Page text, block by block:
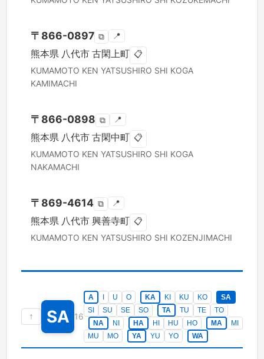
〒 866-0897 ⧉ 📍
熊本県 八代市 古閑上町 📋
KUMAMOTO KEN YATSUSHIRO SHI KOGA
KAMIMACHI
〒 866-0898 ⧉ 📍
熊本県 八代市 古閑中町 📋
KUMAMOTO KEN YATSUSHIRO SHI KOGA
NAKAMACHI
〒 869-4614 ⧉ 📍
熊本県 八代市 興善寺町 📋
KUMAMOTO KEN YATSUSHIRO SHI KOZENJIMACHI
↑ SA 16
A U O KA KI KU KO
SA
SI
SU SE SO TA TU TE
TO
NA
NI HA HI HU HO MA
MI
MU
MO YA YU YO WA